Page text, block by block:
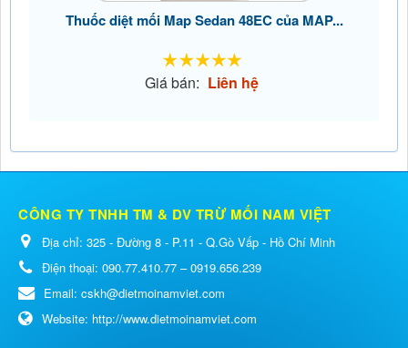
Thuốc diệt mối Map Sedan 48EC của MAP...
Giá bán: Liên hệ
CÔNG TY TNHH TM & DV TRỪ MỐI NAM VIỆT
Địa chỉ: 325 - Đường 8 - P.11 - Q.Gò Vấp - Hồ Chí Minh
Điện thoại: 090.77.410.77 – 0919.656.239
Email: cskh@dietmoinamviet.com
Website: http://www.dietmoinamviet.com